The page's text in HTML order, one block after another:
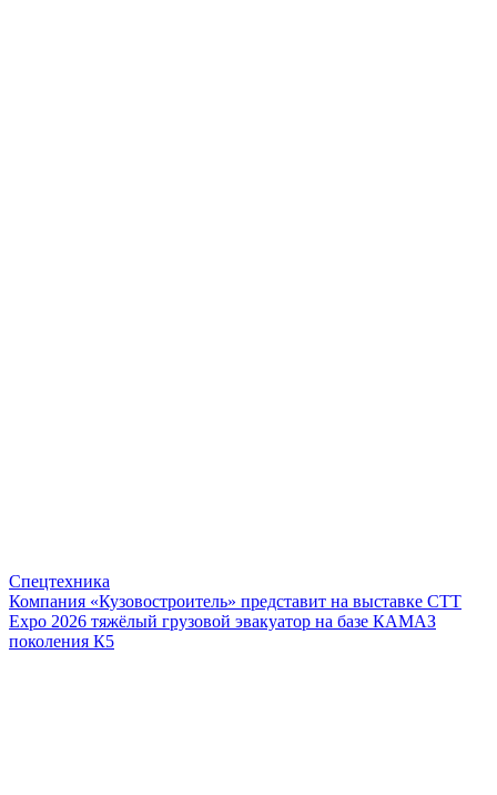
Спецтехника
Компания «Кузовостроитель» представит на выставке CTT
Expo 2026 тяжёлый грузовой эвакуатор на базе КАМАЗ
поколения К5